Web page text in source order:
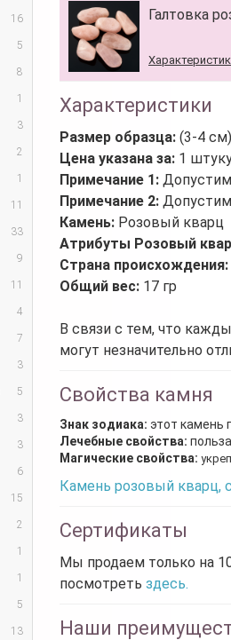
16
5
8
1
3
2
1
11
33
9
11
4
7
3
5
3
3
6
15
2
1
1
5
13
Галтовка
Характеристики
Размер образца: (3-4 см)
Цена указана за: 1
Примечание 1:
Примечание 2:
Камень: Розовый кварц
Атрибуты Розовый
Страна происхождения:
Общий вес: 17 гр
В связи с тем, что
могут незначительно
Свойства камня
Знак зодиака: этот камень
Лечебные свойства:
Магические свойства:
Камень розовый кварц,
Сертификаты
Мы продаем только на
посмотреть здесь.
Наши